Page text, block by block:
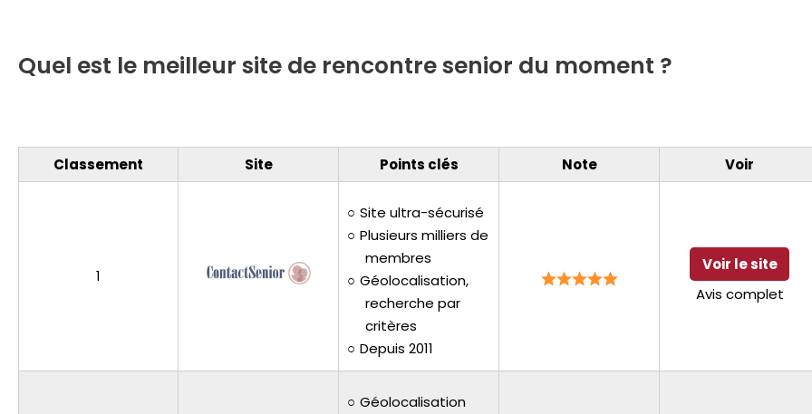
Quel est le meilleur site de rencontre senior du moment ?
Classement Site Points clés Note Voir
1
Site ultra-sécurisé
Plusieurs milliers de
membres
Géolocalisation,
recherche par
critères
Depuis 2011
Voir le site
Avis complet
Géolocalisation